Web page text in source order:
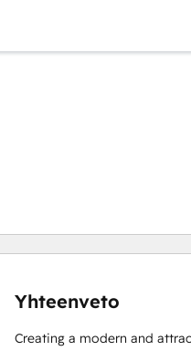
Yhteenveto
Creating a modern and